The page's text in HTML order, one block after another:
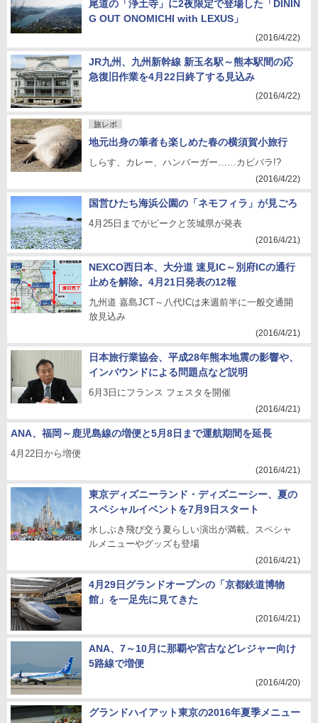
尾道の「浄土寺」に2夜限定で登場した「DININ
G OUT ONOMICHI with LEXUS」
(2016/4/22)
JR九州、九州新幹線 新玉名駅～熊本駅間の応
急復旧作業を4月22日終了する見込み
(2016/4/22)
旅レポ
地元出身の筆者も楽しめた春の横須賀小旅行
しらす、カレー、ハンバーガー……カピバラ!?
(2016/4/22)
国営ひたち海浜公園の「ネモフィラ」が見ごろ
4月25日までがピークと茨城県が発表
(2016/4/21)
NEXCO西日本、大分道 速見IC～別府ICの通行
止めを解除。4月21日発表の12報
九州道 嘉島JCT～八代ICは来週前半に一般交通開
放見込み
(2016/4/21)
日本旅行業協会、平成28年熊本地震の影響や、
インバウンドによる問題点など説明
6月3日にフランス フェスタを開催
(2016/4/21)
ANA、福岡～鹿児島線の増便と5月8日まで運航期間を延長
4月22日から増便
(2016/4/21)
東京ディズニーランド・ディズニーシー、夏の
スペシャルイベントを7月9日スタート
水しぶき飛び交う夏らしい演出が満載。スペシャ
ルメニューやグッズも登場
(2016/4/21)
4月29日グランドオープンの「京都鉄道博物
館」を一足先に見てきた
(2016/4/21)
ANA、7～10月に那覇や宮古などレジャー向け
5路線で増便
(2016/4/20)
グランドハイアット東京の2016年夏季メニュー